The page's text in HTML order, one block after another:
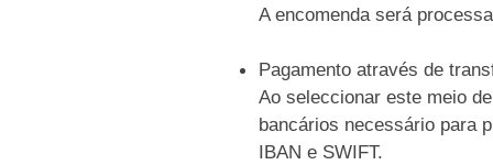
A encomenda será
Pagamento através de
Ao seleccionar este meio
bancários necessário para
IBAN e SWIFT.